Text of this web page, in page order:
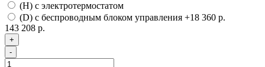
(H) с электротермостатом
(D) с беспроводным блоком управления +18 360 р.
143 208 р.
+
-